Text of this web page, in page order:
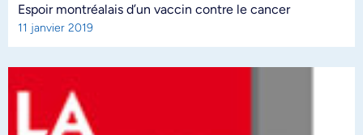
Espoir montréalais d’un vaccin contre le cancer
11 janvier 2019